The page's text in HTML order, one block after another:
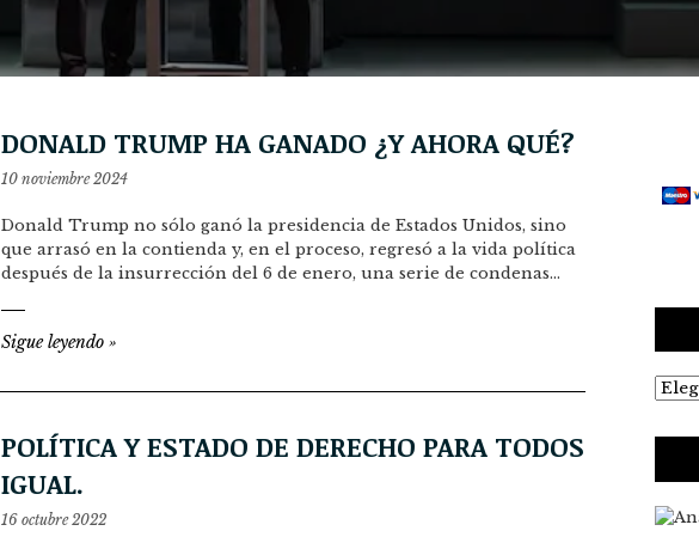
DONALD TRUMP HA GANADO ¿Y AHORA QUÉ?
10 noviembre 2024
Donald Trump no sólo ganó la presidencia de Estados Unidos, sino
que arrasó en la contienda y, en el proceso, regresó a la vida política
después de la insurrección del 6 de enero, una serie de condenas…
Sigue leyendo »
POLÍTICA Y ESTADO DE DERECHO PARA TODOS
IGUAL.
16 octubre 2022